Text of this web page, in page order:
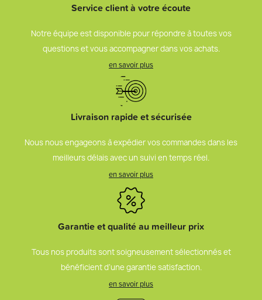
Service client à votre écoute
Notre équipe est disponible pour répondre à toutes vos
questions et vous accompagner dans vos achats.
en savoir plus
Livraison rapide et sécurisée
Nous nous engageons à expédier vos commandes dans les
meilleurs délais avec un suivi en temps réel.
en savoir plus
Garantie et qualité au meilleur prix
Tous nos produits sont soigneusement sélectionnés et
bénéficient d’une garantie satisfaction.
en savoir plus